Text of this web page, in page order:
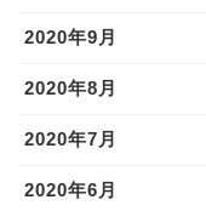
2020年9月
2020年8月
2020年7月
2020年6月